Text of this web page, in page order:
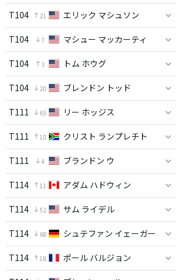
T104 21 エリック マシュソン
T104 7 マシュー マッカーティ
T104 3 トム ホウグ
T104 20 ブレンドン トッド
T111 65 リー ホッジス
T111 10 クリスト ランプレチト
T111 4 ブランドン ウ
T114 11 アダム ハドウィン
T114 52 サム ライデル
T114 68 シュテファン イェーガー
T114 18 ポール バルジョン